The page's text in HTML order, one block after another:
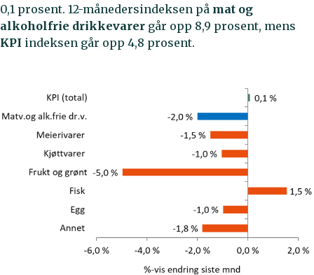
0,1 prosent. 12-månedersindeksen på mat og
alkoholfrie drikkevarer går opp 8,9 prosent, mens
KPI indeksen går opp 4,8 prosent.